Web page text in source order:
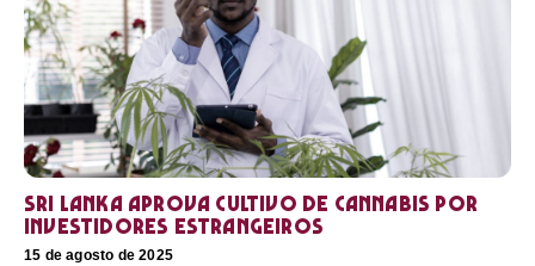
Sri Lanka aprova cultivo de cannabis por
investidores estrangeiros
15 de agosto de 2025